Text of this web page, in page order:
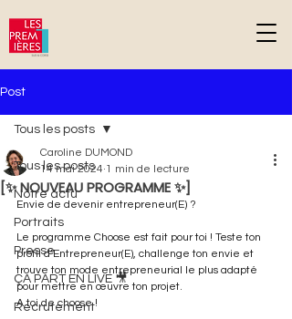
Post
Tous les posts
Notre actu
Portraits
Presse
ÇA PART EN LIVE 🎥
Recrutement
Tous les posts
[✨ NOUVEAU PROGRAMME ✨]
Caroline DUMOND
14 mai 2024 1 min de lecture
Envie de devenir entrepreneur(E) ?
Le programme Choose est fait pour toi ! Teste ton
profil d’Entrepreneur(E), challenge ton envie et
trouve ton mode entrepreneurial le plus adapté
pour mettre en œuvre ton projet.
A toi de choose !